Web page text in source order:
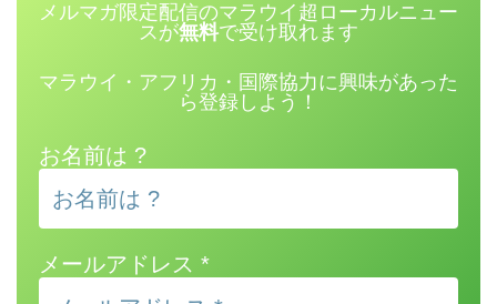
メルマガ限定配信のマラウイ超ローカルニュー
スが無料で受け取れます
マラウイ・アフリカ・国際協力に興味があった
ら登録しよう！
お名前は ?
メールアドレス *